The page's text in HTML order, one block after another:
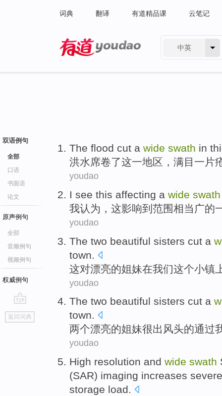
词典 翻译 有道精品课 云笔记
中英
双语例句
全部
口语
书面语
论文
原声例句
全部
音频例句
视频例句
权威例句
go
top
返回词典
The flood cut a wide swath in
洪水席卷了这一地区，满目一片
youdao
I see this affecting a wide swath
我认为 ， 这影响到 范围相当 广的
youdao
The two beautiful sisters cut a
town
这对漂亮的姐妹在我们这个小镇
youdao
The two beautiful sisters cut a
town.
两个漂亮的姐妹很出风头的通过
youdao
High resolution and wide swath
(SAR) imaging increases
storage load.